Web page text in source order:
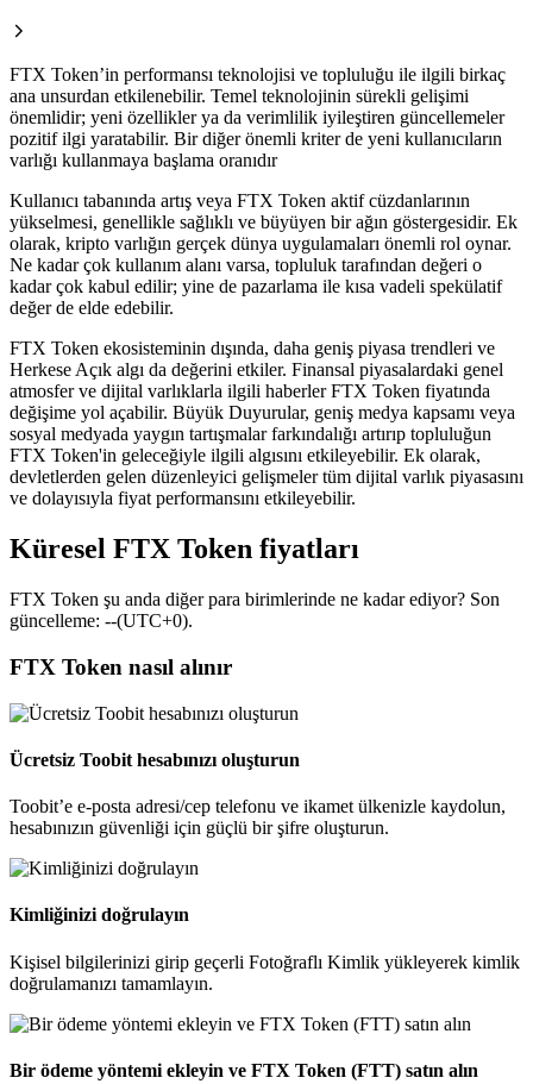
FTX Token’in performansı teknolojisi ve topluluğu ile ilgili birkaç
ana unsurdan etkilenebilir. Temel teknolojinin sürekli gelişimi
önemlidir; yeni özellikler ya da verimlilik iyileştiren güncellemeler
pozitif ilgi yaratabilir. Bir diğer önemli kriter de yeni kullanıcıların
varlığı kullanmaya başlama oranıdır
Kullanıcı tabanında artış veya FTX Token aktif cüzdanlarının
yükselmesi, genellikle sağlıklı ve büyüyen bir ağın göstergesidir. Ek
olarak, kripto varlığın gerçek dünya uygulamaları önemli rol oynar.
Ne kadar çok kullanım alanı varsa, topluluk tarafından değeri o
kadar çok kabul edilir; yine de pazarlama ile kısa vadeli spekülatif
değer de elde edebilir.
FTX Token ekosisteminin dışında, daha geniş piyasa trendleri ve
Herkese Açık algı da değerini etkiler. Finansal piyasalardaki genel
atmosfer ve dijital varlıklarla ilgili haberler FTX Token fiyatında
değişime yol açabilir. Büyük Duyurular, geniş medya kapsamı veya
sosyal medyada yaygın tartışmalar farkındalığı artırıp topluluğun
FTX Token'in geleceğiyle ilgili algısını etkileyebilir. Ek olarak,
devletlerden gelen düzenleyici gelişmeler tüm dijital varlık piyasasını
ve dolayısıyla fiyat performansını etkileyebilir.
Küresel FTX Token fiyatları
FTX Token şu anda diğer para birimlerinde ne kadar ediyor? Son
güncelleme: --(UTC+0).
FTX Token nasıl alınır
Ücretsiz Toobit hesabınızı oluşturun
Toobit’e e-posta adresi/cep telefonu ve ikamet ülkenizle kaydolun,
hesabınızın güvenliği için güçlü bir şifre oluşturun.
Kimliğinizi doğrulayın
Kişisel bilgilerinizi girip geçerli Fotoğraflı Kimlik yükleyerek kimlik
doğrulamanızı tamamlayın.
Bir ödeme yöntemi ekleyin ve FTX Token (FTT) satın alın